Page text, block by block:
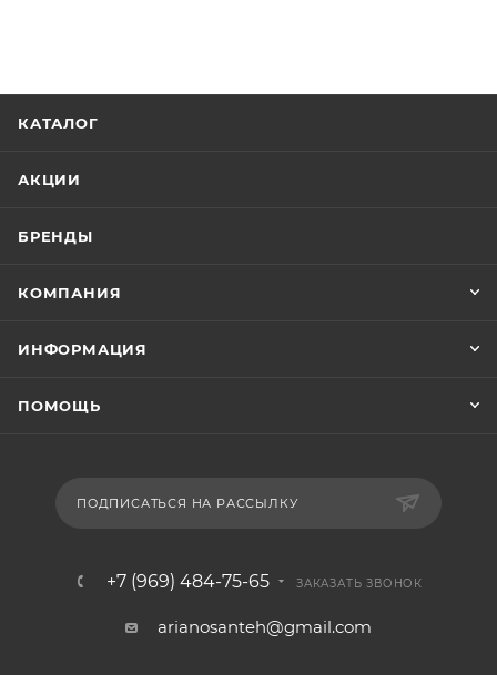
КАТАЛОГ
АКЦИИ
БРЕНДЫ
КОМПАНИЯ
ИНФОРМАЦИЯ
ПОМОЩЬ
ПОДПИСАТЬСЯ НА РАССЫЛКУ
+7 (969) 484-75-65 ЗАКАЗАТЬ ЗВОНОК
arianosanteh@gmail.com